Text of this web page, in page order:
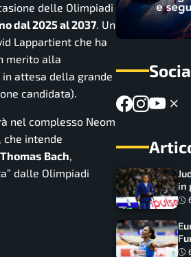
delle Olimpiadi
dal 2025 al 2037. Un
Lappartient che ha
merito alla
in attesa della grande
candidata).
nel complesso Neom
che intende
Thomas Bach,
dalle Olimpiadi
in
17